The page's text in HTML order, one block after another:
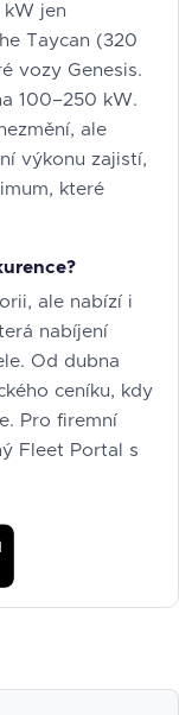
jen
Taycan (320
vozy Genesis.
100–250 kW.
ale
výkonu zajistí,
které
ale nabízí i
nabíjení
Od dubna
ceníku, kdy
Pro firemní
Fleet Portal s